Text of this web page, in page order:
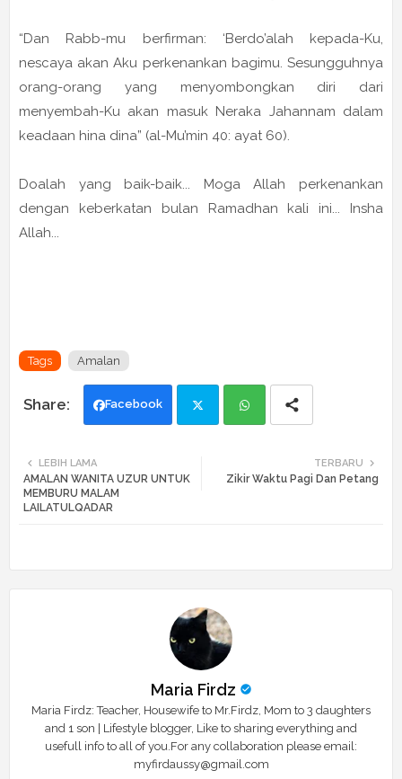
“Dan Rabb-mu berfirman: ‘Berdo’alah kepada-Ku,
nescaya akan Aku perkenankan bagimu. Sesungguhnya
orang-orang yang menyombongkan diri dari
menyembah-Ku akan masuk Neraka Jahannam dalam
keadaan hina dina” (al-Mu’min 40: ayat 60).
Doalah yang baik-baik... Moga Allah perkenankan
dengan keberkatan bulan Ramadhan kali ini... Insha
Allah...
Tags Amalan
Facebook
tte ats
TERBARU
Zikir Waktu Pagi Dan Petang
LEBIH LAMA
AMALAN WANITA UZUR UNTUK
MEMBURU MALAM
LAILATULQADAR
Maria Firdz
Maria Firdz: Teacher, Housewife to Mr.Firdz, Mom to 3 daughters
and 1 son | Lifestyle blogger, Like to sharing everything and
usefull info to all of you.For any collaboration please email:
myfirdaussy@gmail.com